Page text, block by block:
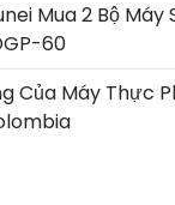
Mua 2 Bộ Máy
60
Của Máy Thực